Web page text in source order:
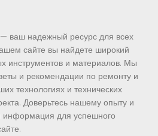
ваш надежный ресурс для всех
сайте вы найдете широкий
инструментов и материалов. Мы
и рекомендации по ремонту и
технологиях и технических
Доверьтесь нашему опыту и
информация для успешного